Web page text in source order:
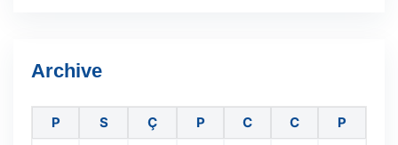
Archive
P S Ç P C C
P